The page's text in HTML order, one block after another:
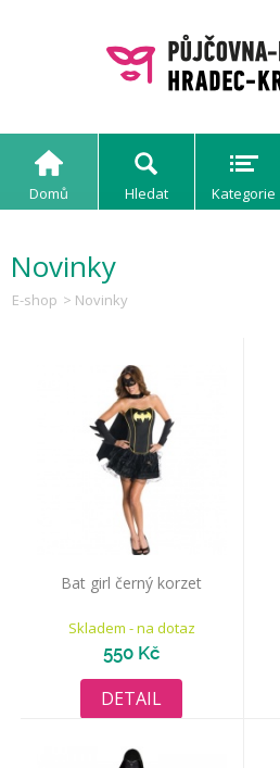
Domů Hledat Kategorie
Novinky
E-shop > Novinky
Bat girl černý korzet
Skladem - na dotaz
550 Kč
DETAIL